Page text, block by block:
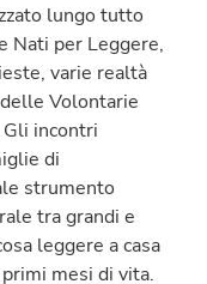
lungo tutto
Nati per Leggere,
varie realtà
Volontarie
Gli incontri
di
strumento
tra grandi e
leggere a casa
mesi di vita.